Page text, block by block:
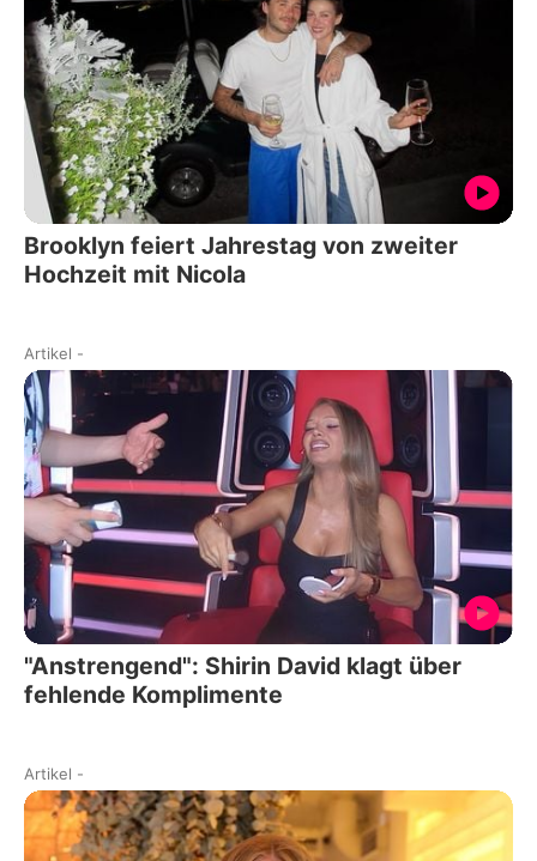
Brooklyn feiert Jahrestag von zweiter
Hochzeit mit Nicola
Artikel -
"Anstrengend": Shirin David klagt über
fehlende Komplimente
Artikel -